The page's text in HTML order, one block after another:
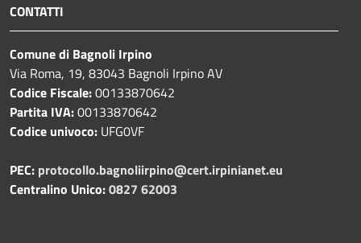
CONTATTI
Comune di Bagnoli Irpino
Via Roma, 19, 83043 Bagnoli Irpino AV
Codice Fiscale:00133870642
Partita IVA:00133870642
Codice univoco: UFG0VF
PEC: protocollo.bagnoliirpino@cert.irpinianet.eu
Centralino Unico:0827 62003